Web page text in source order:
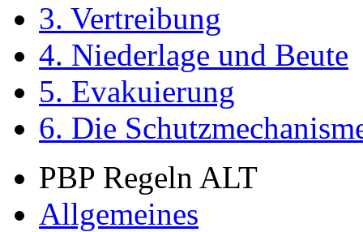
3. Vertreibung
4. Niederlage und Beute
5. Evakuierung
6. Die
PBP Regeln ALT
Allgemeines